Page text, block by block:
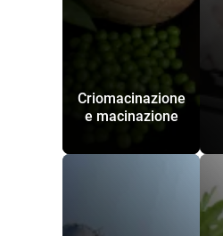
Criomacinazione
e macinazione